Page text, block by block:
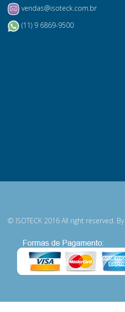
vendas@isoteck.com.br
(11) 9 6869-9500
© ISOTECK 2016 All right reserved. By